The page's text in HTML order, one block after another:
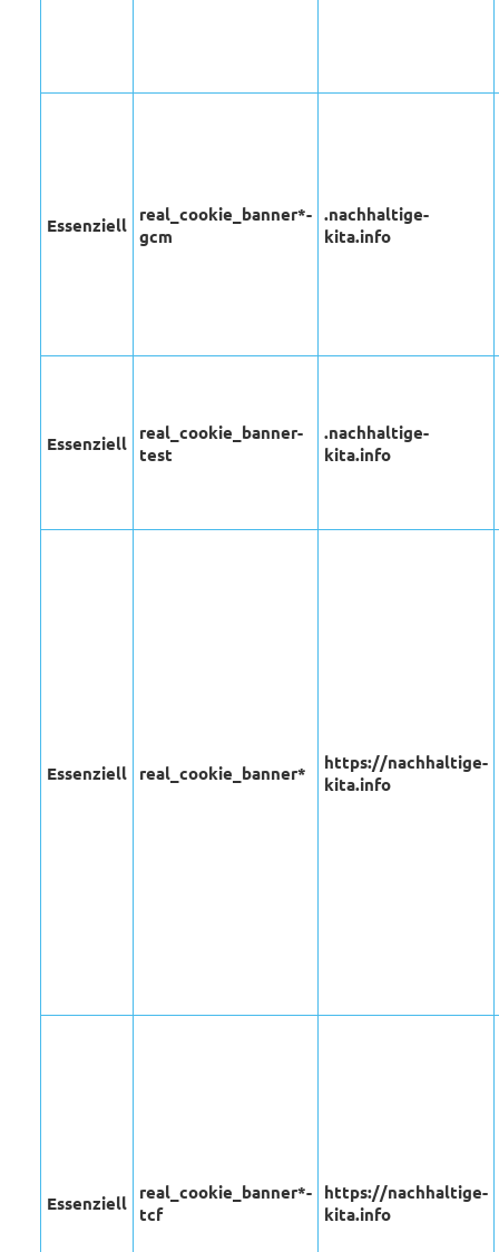
Essenziell real_cookie_banner*-
gcm
.nachhaltige-
kita.info
Essenziell real_cookie_banner-
test
.nachhaltige-
kita.info
Essenziell real_cookie_banner*
https://nachhaltige-
kita.info
Essenziell real_cookie_banner*-
tcf
https://nachhaltige-
kita.info